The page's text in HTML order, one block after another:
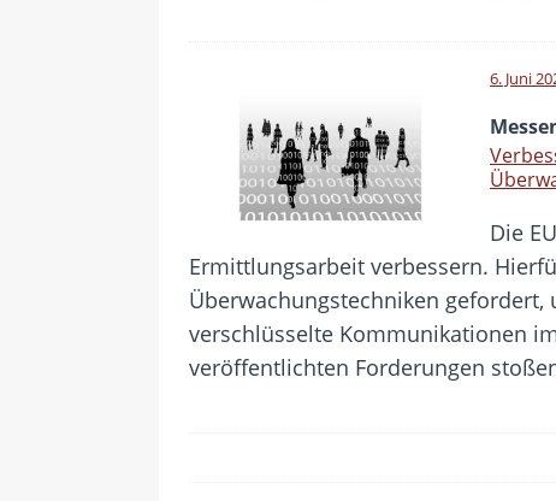
6. Juni
Die
Ermittlungsarbeit verbessern.
Überwachungstechniken gefordert,
verschlüsselte Kommunikationen
veröffentlichten Forderungen